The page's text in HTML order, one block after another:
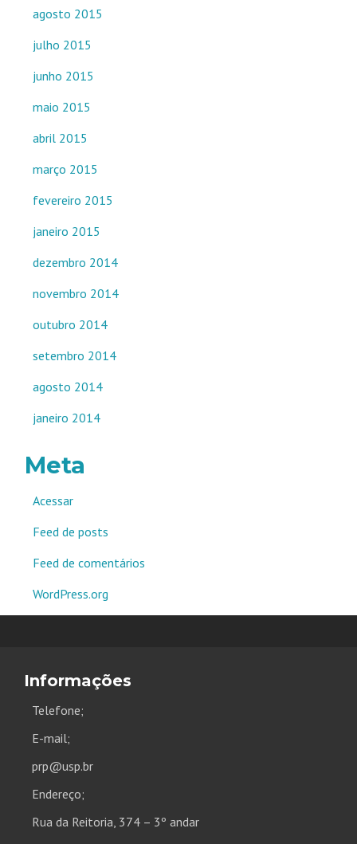
agosto 2015
julho 2015
junho 2015
maio 2015
abril 2015
março 2015
fevereiro 2015
janeiro 2015
dezembro 2014
novembro 2014
outubro 2014
setembro 2014
agosto 2014
janeiro 2014
Meta
Acessar
Feed de posts
Feed de comentários
WordPress.org
Informações
Telefone;
E-mail;
prp@usp.br
Endereço;
Rua da Reitoria, 374 – 3º andar